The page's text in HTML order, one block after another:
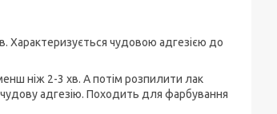
Характеризується чудовою адгезією до
ніж 2-3 хв. А потім розпилити лак
адгезію. Походить для фарбування